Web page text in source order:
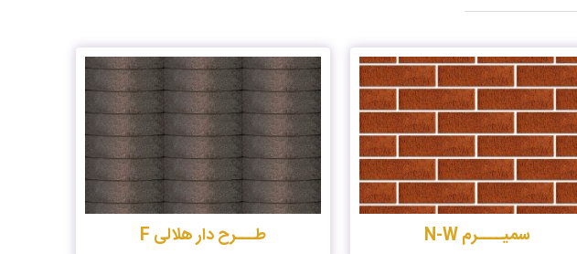
سمیــــرم N-W طـــرح دار هلالی F